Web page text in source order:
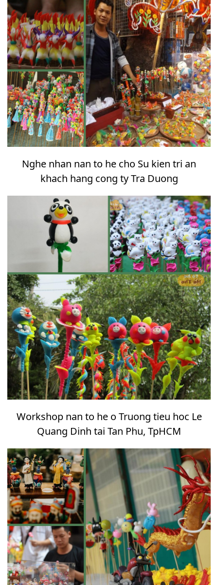
Nghe nhan nan to he cho Su kien tri an
khach hang cong ty Tra Duong
Workshop nan to he o Truong tieu hoc Le
Quang Dinh tai Tan Phu, TpHCM